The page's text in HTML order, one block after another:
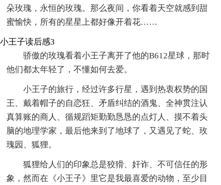
朵玫瑰，永恒的玫瑰。那么夜间，你看着天空就感到甜
蜜愉快，所有的星星上都好像开着花……
小王子读后感3
骄傲的玫瑰看着小王子离开了他的B612星球，那时
他们都太年轻了，不懂如何去爱。
小王子的旅行，经过许多行星，遇到热衷权势的国
王、戴着帽子的自恋狂、矛盾纠结的酒鬼、全神贯注认
真算账的商人、循规蹈矩勤勤恳恳的点灯人、摸不着头
脑的地理学家，最后他来到了地球了，又遇见了蛇、玫
瑰园、狐狸。
狐狸给人们的印象总是狡猾、奸诈、不可信任的形
象，然而在《小王子》里它是我最喜爱的动物，至少目